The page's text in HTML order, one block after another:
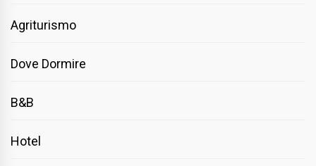
Agriturismo
Dove Dormire
B&B
Hotel